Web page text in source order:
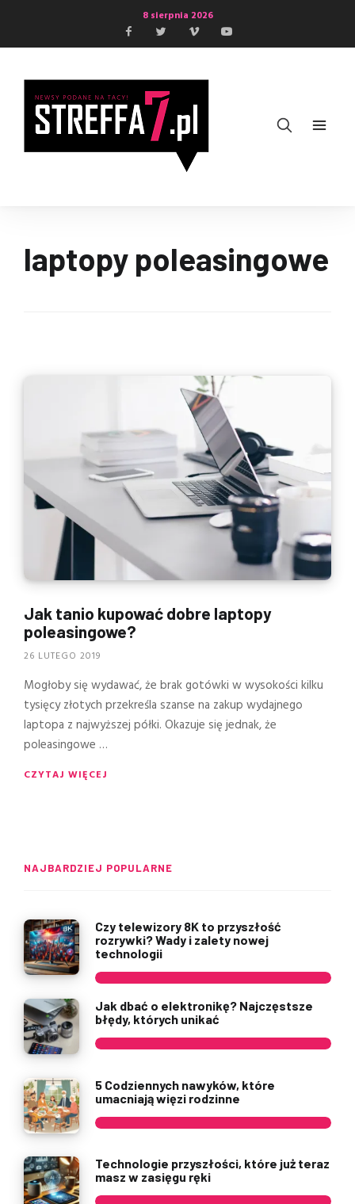
8 sierpnia 2026
laptopy poleasingowe
Jak tanio kupować dobre laptopy
poleasingowe?
26 LUTEGO 2019
Mogłoby się wydawać, że brak gotówki w wysokości kilku
tysięcy złotych przekreśla szanse na zakup wydajnego
laptopa z najwyższej półki. Okazuje się jednak, że
poleasingowe …
CZYTAJ WIĘCEJ
NAJBARDZIEJ POPULARNE
Czy telewizory 8K to przyszłość
rozrywki? Wady i zalety nowej
technologii
Jak dbać o elektronikę? Najczęstsze
błędy, których unikać
5 Codziennych nawyków, które
umacniają więzi rodzinne
Technologie przyszłości, które już teraz
masz w zasięgu ręki